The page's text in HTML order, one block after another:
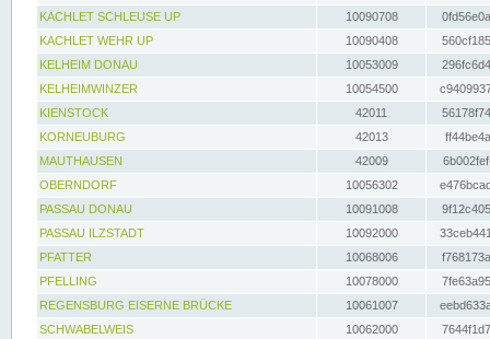
KACHLET SCHLEUSE UP
10090708
KACHLET WEHR UP
10090408
KELHEIM DONAU
10053009
KELHEIMWINZER
10054500
KIENSTOCK
42011
KORNEUBURG
42013
MAUTHAUSEN
42009
OBERNDORF
10056302
PASSAU DONAU
10091008
PASSAU ILZSTADT
10092000
PFATTER
10068006
PFELLING
10078000
REGENSBURG EISERNE BRÜCKE
10061007
SCHWABELWEIS
10062000